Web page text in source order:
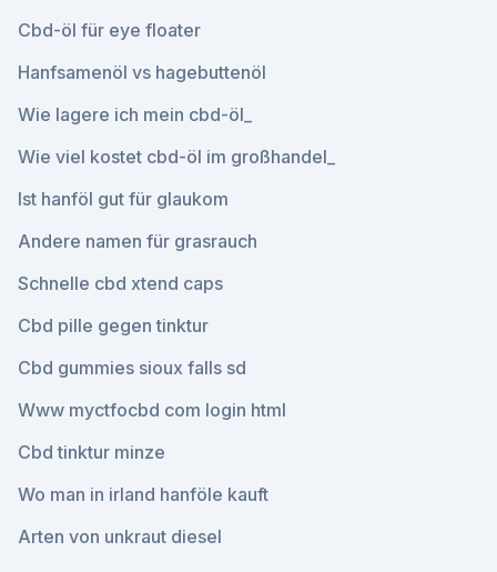
Cbd-öl für eye floater
Hanfsamenöl vs hagebuttenöl
Wie lagere ich mein cbd-öl_
Wie viel kostet cbd-öl im großhandel_
Ist hanföl gut für glaukom
Andere namen für grasrauch
Schnelle cbd xtend caps
Cbd pille gegen tinktur
Cbd gummies sioux falls sd
Www myctfocbd com login html
Cbd tinktur minze
Wo man in irland hanföle kauft
Arten von unkraut diesel